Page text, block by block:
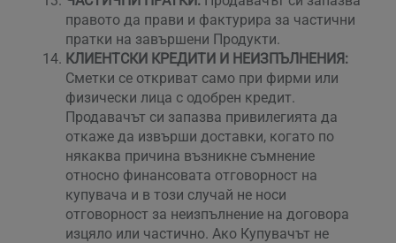
правото да прави и фактурира за частични
пратки на завършени Продукти.
КЛИЕНТСКИ КРЕДИТИ И НЕИЗПЪЛНЕНИЯ:
Сметки се откриват само при фирми или
физически лица с одобрен кредит.
Продавачът си запазва привилегията да
откаже да извърши доставки, когато по
някаква причина възникне съмнение
относно финансовата отговорност на
купувача и в този случай не носи
отговорност за неизпълнение на договора
изцяло или частично. Ако Купувачът не